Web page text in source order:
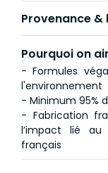
Idéale pour
adaptée
Provenance &
Pourquoi on
- Formules
l'environnement
- Minimum 95%
- Fabrication
l’impact lié
français